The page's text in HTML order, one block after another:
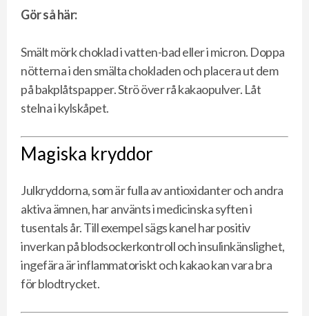
Gör så här:
Smält mörk choklad i vatten-bad eller i micron. Doppa
nötterna i den smälta chokladen och placera ut dem
på bakplåtspapper. Strö över rå kakaopulver. Låt
stelna i kylskåpet.
Magiska kryddor
Julkryddorna, som är fulla av antioxidanter och andra
aktiva ämnen, har använts i medicinska syften i
tusentals år. Till exempel sägs kanel har positiv
inverkan på blodsockerkontroll och insulinkänslighet,
ingefära är inflammatoriskt och kakao kan vara bra
för blodtrycket.